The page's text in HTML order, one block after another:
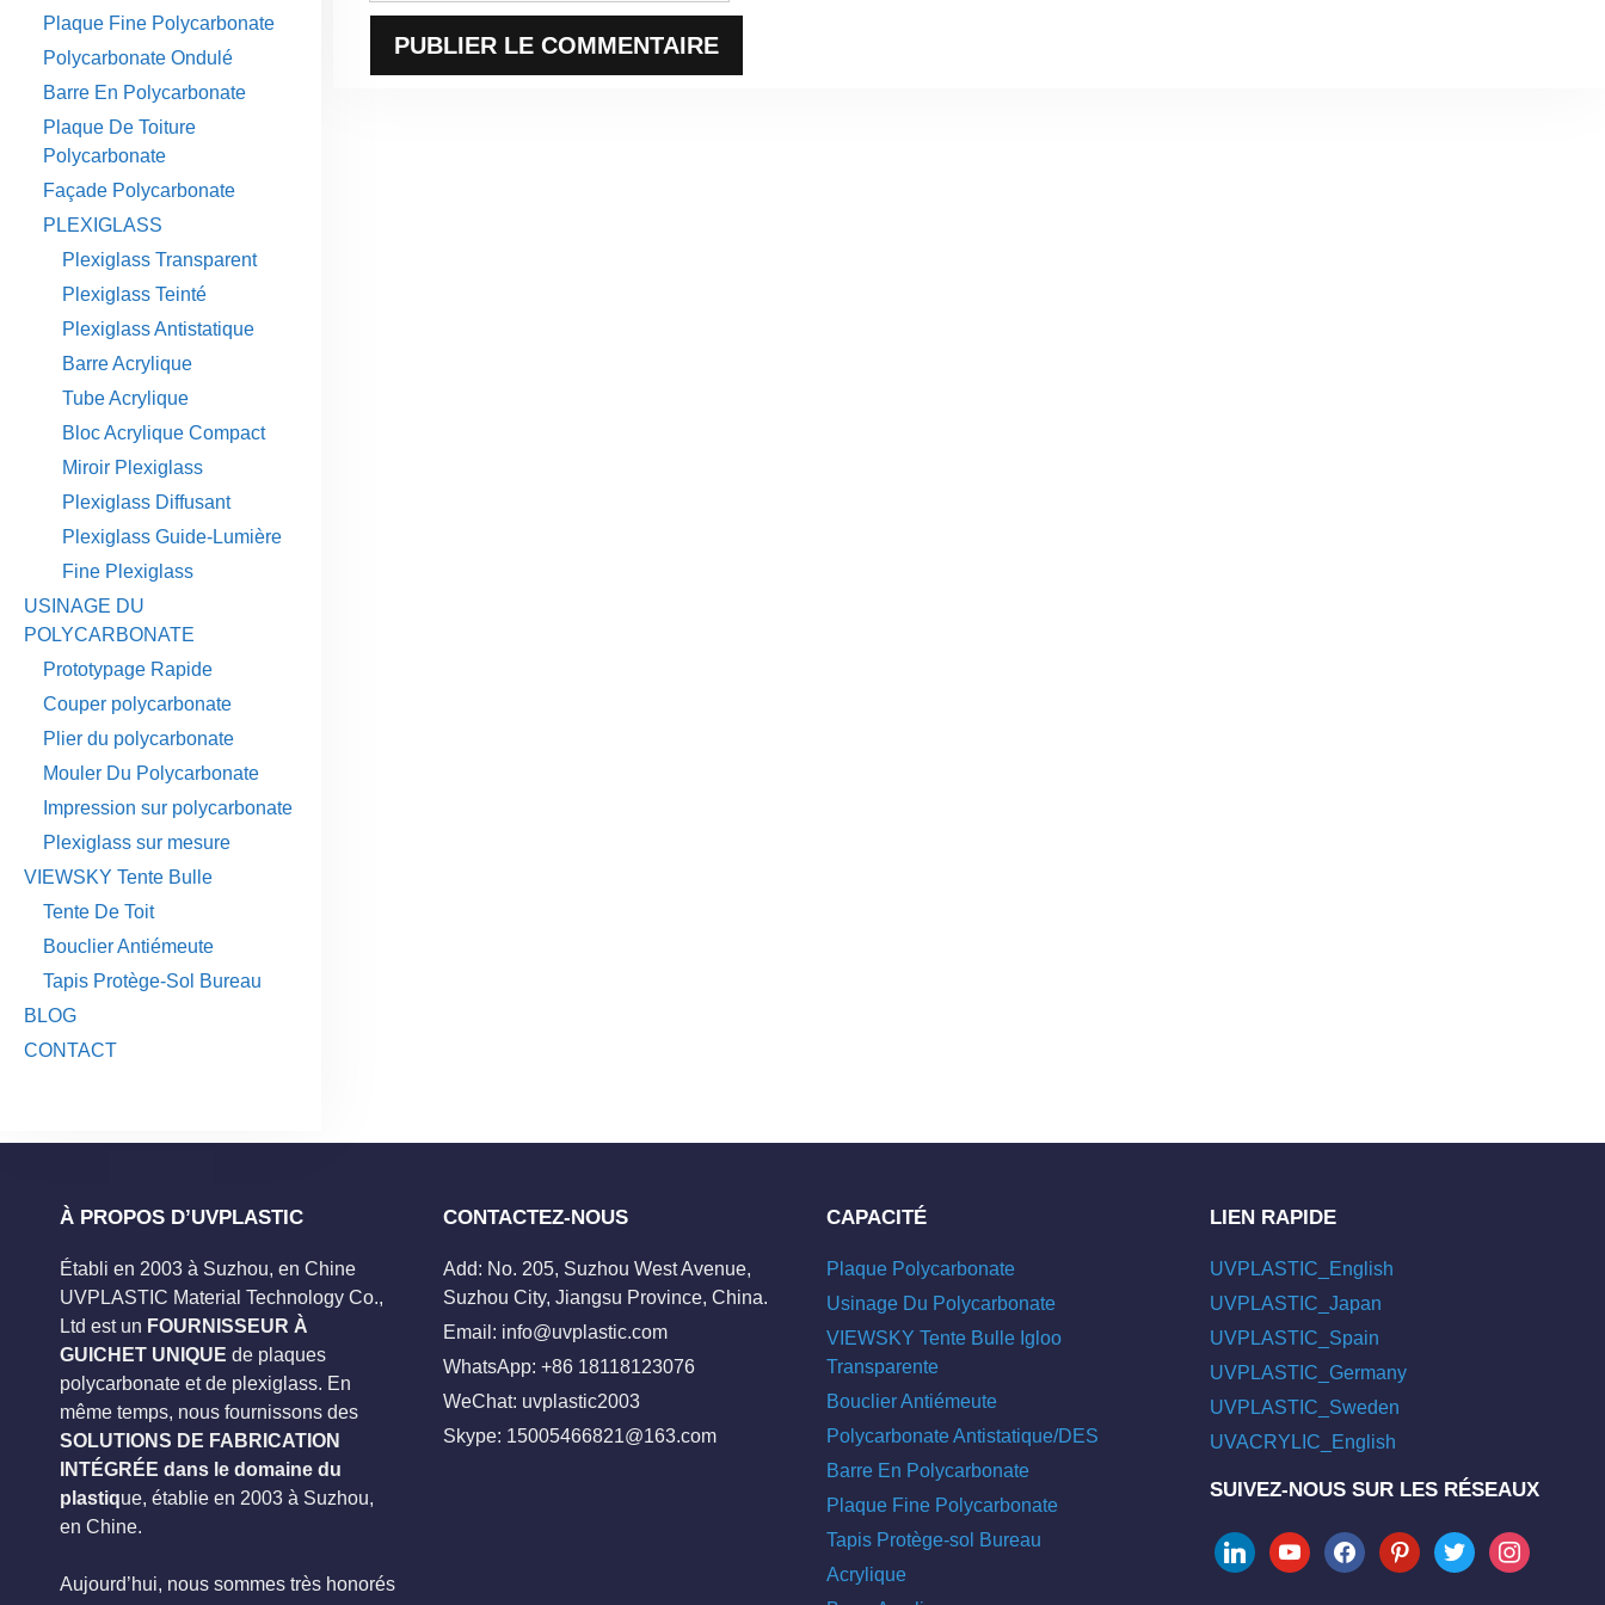
Plaque Fine Polycarbonate
Polycarbonate Ondulé
Barre En Polycarbonate
Plaque De Toiture
Polycarbonate
Façade Polycarbonate
PLEXIGLASS
Plexiglass Transparent
Plexiglass Teinté
Plexiglass Antistatique
Barre Acrylique
Tube Acrylique
Bloc Acrylique Compact
Miroir Plexiglass
Plexiglass Diffusant
Plexiglass Guide-Lumière
Fine Plexiglass
USINAGE DU
POLYCARBONATE
Prototypage Rapide
Couper polycarbonate
Plier du polycarbonate
Mouler Du Polycarbonate
Impression sur polycarbonate
Plexiglass sur mesure
VIEWSKY Tente Bulle
Tente De Toit
Bouclier Antiémeute
Tapis Protège-Sol Bureau
BLOG
CONTACT
À PROPOS D’UVPLASTIC
Établi en 2003 à Suzhou, en Chine
UVPLASTIC Material Technology Co.,
Ltd est un FOURNISSEUR À
GUICHET UNIQUE de plaques
polycarbonate et de plexiglass. En
même temps, nous fournissons des
SOLUTIONS DE FABRICATION
INTÉGRÉE dans le domaine du
plastique, établie en 2003 à Suzhou,
en Chine.
Aujourd’hui, nous sommes très honorés
CONTACTEZ-NOUS
Add: No. 205, Suzhou West Avenue,
Suzhou City, Jiangsu Province, China.
Email: info@uvplastic.com
WhatsApp: +86 18118123076
WeChat: uvplastic2003
Skype: 15005466821@163.com
CAPACITÉ
Plaque Polycarbonate
Usinage Du Polycarbonate
VIEWSKY Tente Bulle Igloo
Transparente
Bouclier Antiémeute
Polycarbonate Antistatique/DES
Barre En Polycarbonate
Plaque Fine Polycarbonate
Tapis Protège-sol Bureau
Acrylique
LIEN RAPIDE
UVPLASTIC_English
UVPLASTIC_Japan
UVPLASTIC_Spain
UVPLASTIC_Germany
UVPLASTIC_Sweden
UVACRYLIC_English
SUIVEZ-NOUS SUR LES RÉSEAUX
linkedinyoutubefacebookpinteresttwitter instagram